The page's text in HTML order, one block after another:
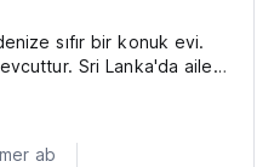
sıfır bir konuk evi.
Sri Lanka'da aile
original language)
ab